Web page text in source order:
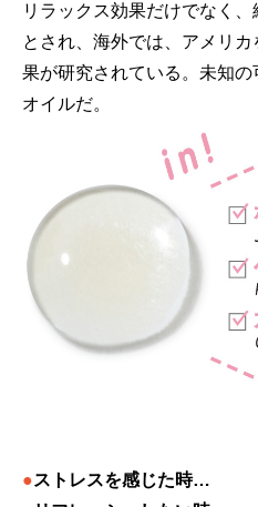
リラックス効果だけでなく
とされ、海外では、アメリ
果が研究されている。未知
オイルだ。
●ストレスを感じた時…